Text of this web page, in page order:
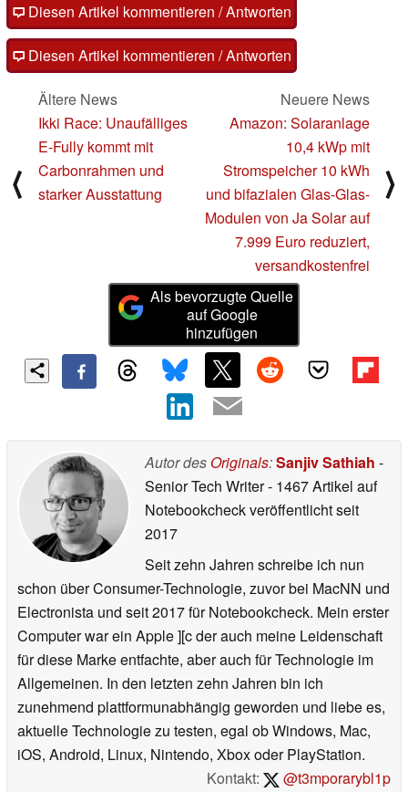
Diesen Artikel kommentieren / Antworten
Diesen Artikel kommentieren / Antworten
⟨
Ältere News
Ikki Race: Unaufälliges
E-Fully kommt mit
Carbonrahmen und
starker Ausstattung
Neuere News
Amazon: Solaranlage
10,4 kWp mit
Stromspeicher 10 kWh
und bifazialen Glas-Glas-
Modulen von Ja Solar auf
7.999 Euro reduziert,
versandkostenfrei
⟩
Als bevorzugte Quelle
auf Google
hinzufügen
Autor des Originals:Sanjiv Sathiah -
Senior Tech Writer- 1467 Artikel auf
Notebookcheck veröffentlichtseit
2017
Seit zehn Jahren schreibe ich nun
schon über Consumer-Technologie, zuvor bei MacNN und
Electronista und seit 2017 für Notebookcheck. Mein erster
Computer war ein Apple ][c der auch meine Leidenschaft
für diese Marke entfachte, aber auch für Technologie im
Allgemeinen. In den letzten zehn Jahren bin ich
zunehmend plattformunabhängig geworden und liebe es,
aktuelle Technologie zu testen, egal ob Windows, Mac,
iOS, Android, Linux, Nintendo, Xbox oder PlayStation.
Kontakt:
@t3mporarybl1p